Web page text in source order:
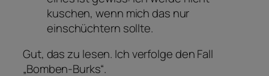
kuschen, wenn mich das nur
einschüchtern sollte.
Gut, das zu lesen. Ich verfolge den Fall
„Bomben-Burks“.